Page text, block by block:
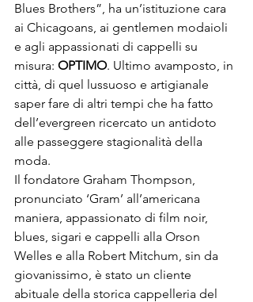
Blues Brothers”, ha un’istituzione cara
ai Chicagoans, ai gentlemen modaioli
e agli appassionati di cappelli su
misura: OPTIMO. Ultimo avamposto, in
città, di quel lussuoso e artigianale
saper fare di altri tempi che ha fatto
dell’evergreen ricercato un antidoto
alle passeggere stagionalità della
moda.
Il fondatore Graham Thompson,
pronunciato ‘Gram’ all’americana
maniera, appassionato di film noir,
blues, sigari e cappelli alla Orson
Welles e alla Robert Mitchum, sin da
giovanissimo, è stato un cliente
abituale della storica cappelleria del